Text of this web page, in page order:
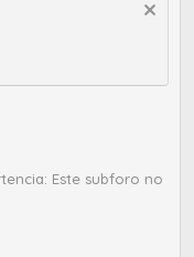
Este subforo no